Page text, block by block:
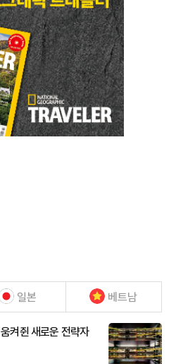
일본 베트남
켜쥔 새로운 전략자